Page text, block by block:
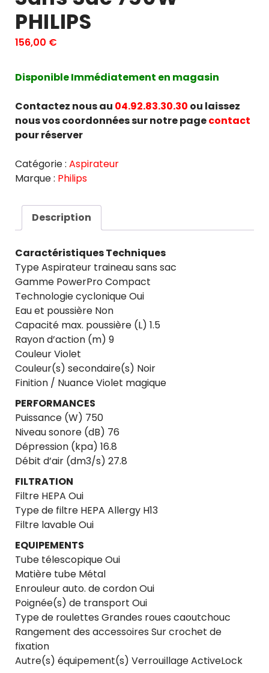
PHILIPS
156,00 €
Disponible Immédiatement en magasin
Contactez nous au 04.92.83.30.30 ou laissez
nous vos coordonnées sur notre pagecontact
pour réserver
Catégorie : Aspirateur
Marque : Philips
Description
Caractéristiques Techniques
Type Aspirateur traineau sans sac
Gamme PowerPro Compact
Technologie cyclonique Oui
Eau et poussière Non
Capacité max. poussière (L) 1.5
Rayon d’action (m) 9
Couleur Violet
Couleur(s) secondaire(s) Noir
Finition / Nuance Violet magique
PERFORMANCES
Puissance (W) 750
Niveau sonore (dB) 76
Dépression (kpa) 16.8
Débit d’air (dm3/s) 27.8
FILTRATION
Filtre HEPA Oui
Type de filtre HEPA Allergy H13
Filtre lavable Oui
EQUIPEMENTS
Tube télescopique Oui
Matière tube Métal
Enrouleur auto. de cordon Oui
Poignée(s) de transport Oui
Type de roulettes Grandes roues caoutchouc
Rangement des accessoires Sur crochet de
fixation
Autre(s) équipement(s) Verrouillage ActiveLock